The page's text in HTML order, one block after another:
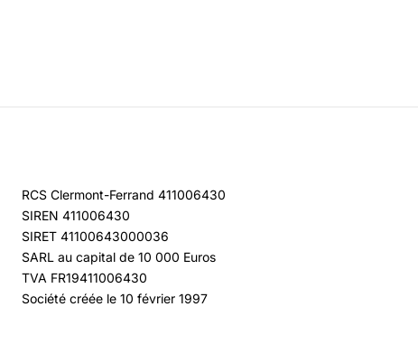
RCS Clermont-Ferrand 411006430
SIREN 411006430
SIRET 41100643000036
SARL au capital de 10 000 Euros
TVA FR19411006430
Société créée le 10 février 1997